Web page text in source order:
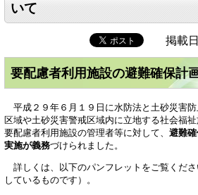
いて
掲載
要配慮者利用施設の避難確保計
平成２９年６月１９日に水防法と土砂災害
区域や土砂災害警戒区域内に立地する社会福
要配慮者利用施設の管理者等に対して、 避難
実施が義務づけられました。
詳しくは、以下のパンフレットをご覧くだ
しているものです）。